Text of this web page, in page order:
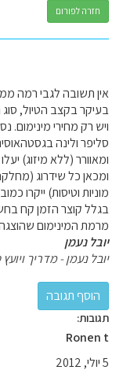
חזרה לפורום
אין תשובה לגבי רמה
בעיקר בקצב הטיול,
סליפר ולינה
מוניות וטיסות) ייקרו
מרמת המינימום
יובל נעמן
יובל נעמן - מדריך ויועץ
תגובות:
Ronen t
5 יולי, 2012